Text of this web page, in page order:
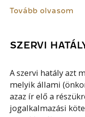
Tovább olvasom
SZERVI
A szervi hatály azt
melyik állami
azaz ír elő a
jogalkalmazási